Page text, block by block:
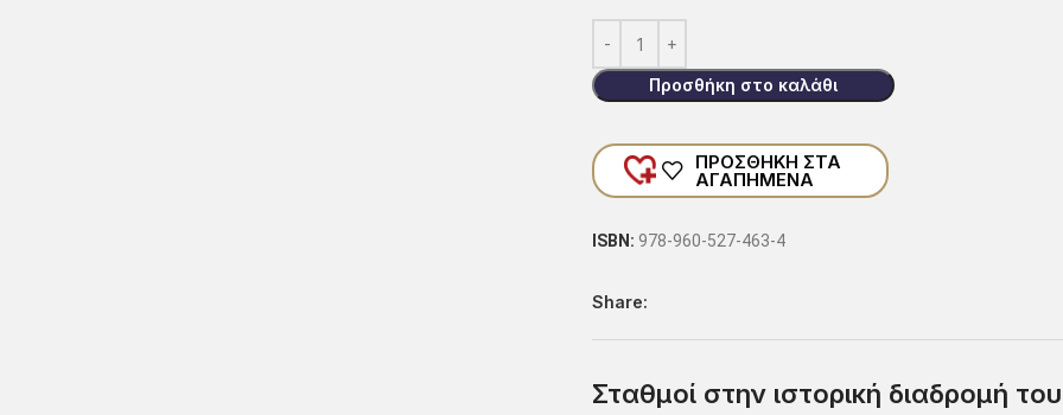
Προσθήκη στο καλάθι
ΠΡΟΣΘΉΚΗ ΣΤΑ
ΑΓΑΠΗΜΈΝΑ
ISBN: 978-960-527-463-4
Share:
Σταθμοί στην ιστορική διαδρομή